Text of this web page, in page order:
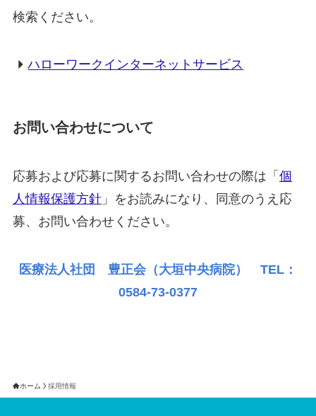
検索ください。
ハローワークインターネットサービス
お問い合わせについて
応募および応募に関するお問い合わせの際は「 個
人情報保護方針」をお読みになり、同意のうえ応
募、お問い合わせください。
医療法人社団 豊正会（大垣中央病院） TEL：
0584-73-0377
ホーム 採用情報